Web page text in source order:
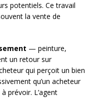
potentiels. Ce travail
la vente de
— peinture,
un retour sur
qui perçoit un bien
qu’un acheteur
prévoir. L’agent